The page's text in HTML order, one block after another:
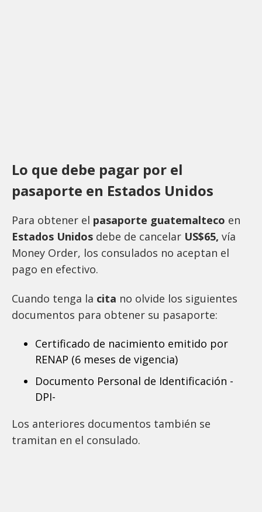
Lo que debe pagar por el
pasaporte en Estados Unidos
Para obtener el pasaporte guatemalteco en
Estados Unidos debe de cancelar US$65, vía
Money Order, los consulados no aceptan el
pago en efectivo.
Cuando tenga la cita no olvide los siguientes
documentos para obtener su pasaporte:
Certificado de nacimiento emitido por
RENAP (6 meses de vigencia)
Documento Personal de Identificación -
DPI-
Los anteriores documentos también se
tramitan en el consulado.